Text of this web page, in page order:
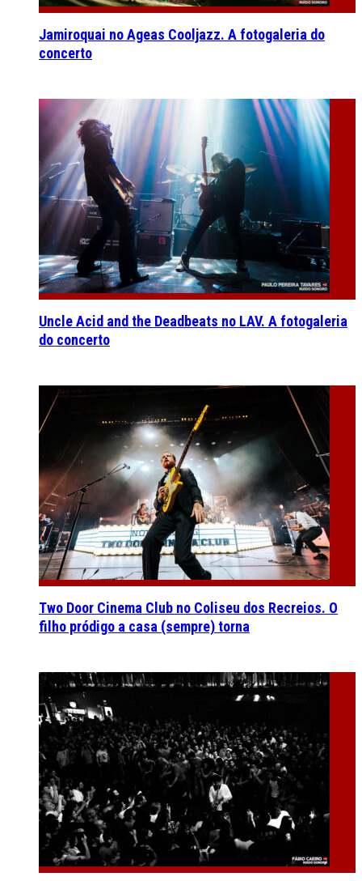
Jamiroquai no Ageas Cooljazz. A fotogaleria do
concerto
Uncle Acid and the Deadbeats no LAV. A fotogaleria
do concerto
Two Door Cinema Club no Coliseu dos Recreios. O
filho pródigo a casa (sempre) torna